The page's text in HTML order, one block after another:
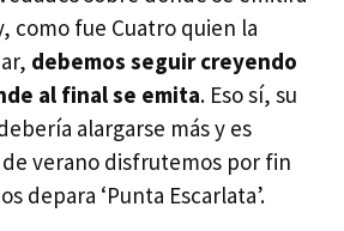
como fue Cuatro quien la
debemos seguir creyendo
al final se emita. Eso sí, su
alargarse más y es
verano disfrutemos por fin
depara ‘Punta Escarlata’.